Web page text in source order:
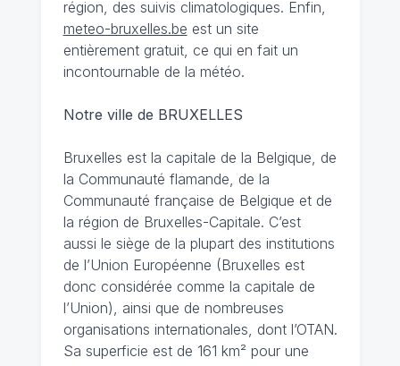
région, des suivis climatologiques. Enfin,
meteo-bruxelles.be est un site
entièrement gratuit, ce qui en fait un
incontournable de la météo.
Notre ville de BRUXELLES
Bruxelles est la capitale de la Belgique, de
la Communauté flamande, de la
Communauté française de Belgique et de
la région de Bruxelles-Capitale. C’est
aussi le siège de la plupart des institutions
de l’Union Européenne (Bruxelles est
donc considérée comme la capitale de
l’Union), ainsi que de nombreuses
organisations internationales, dont l’OTAN.
Sa superficie est de 161 km² pour une